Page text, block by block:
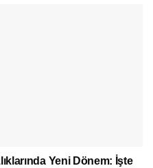
Yeni Dönem: İşte